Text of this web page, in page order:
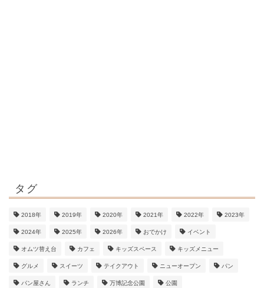
タグ
2018年 2019年 2020年 2021年 2022年 2023年
2024年 2025年 2026年 おでかけ イベント
オムツ替え台 カフェ キッズスペース キッズメニュー
グルメ スイーツ テイクアウト ニューオープン パン
パン屋さん ランチ 万博記念公園 公園